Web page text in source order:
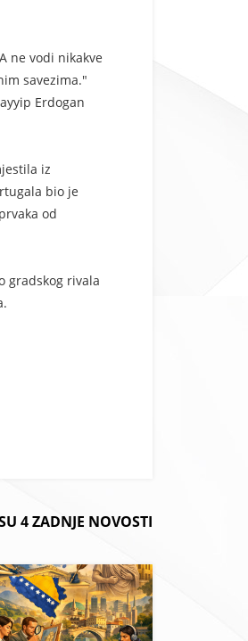
ne vodi nikakve
savezima."
Erdogan
iz
bio je
od
gradskog rivala
4 ZADNJE NOVOSTI